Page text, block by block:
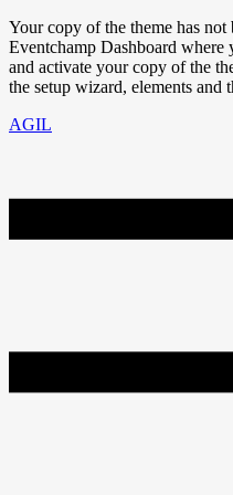
Your copy of the theme has not
Eventchamp Dashboard where
and activate your copy of the
the setup wizard, elements and
AGIL